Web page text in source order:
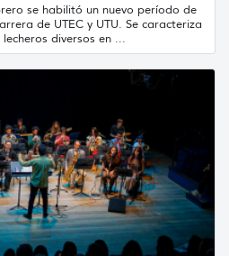
se habilitó un nuevo período de
de UTEC y UTU. Se caracteriza
diversos en ...